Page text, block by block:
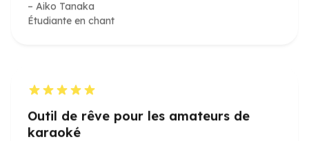
Le créateur de karaoké IA est un rêve devenu
réalité pour tout amateur de karaoké. Simple,
rapide et gratuit !